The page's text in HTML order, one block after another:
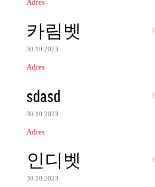
Adres
카림벳
30.10.2023
Adres
sdasd
30.10.2023
Adres
인디벳
30.10.2023